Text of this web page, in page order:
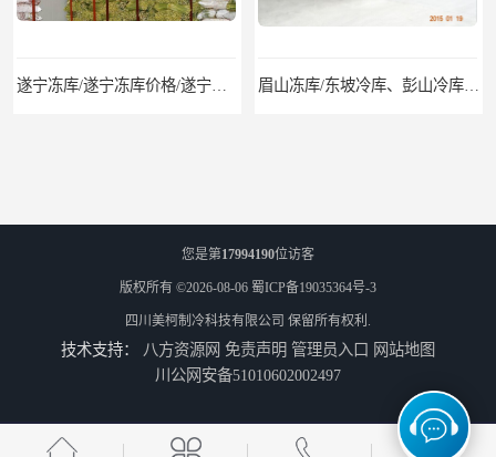
绵竹冷库安装、中江冷库安装、罗江冷库安装
您是第17994190位访客
版权所有 ©2026-08-06 蜀ICP备19035364号-3
四川美柯制冷科技有限公司 保留所有权利.
技术支持： 八方资源网 免责声明 管理员入口 网站地图
川公网安备51010602002497